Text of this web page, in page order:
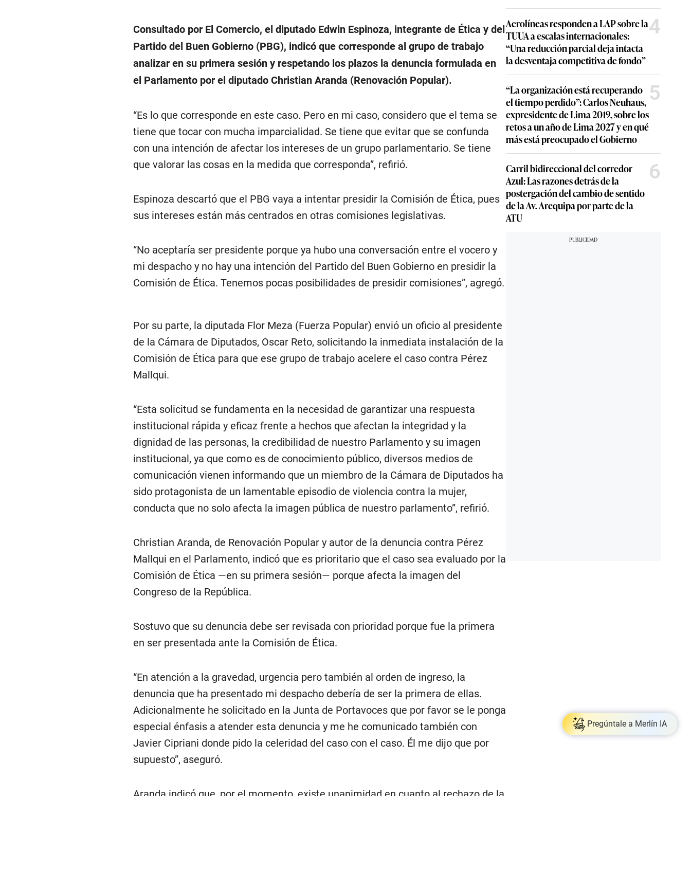
Consultado por El Comercio, el diputado Edwin Espinoza, integrante de Ética y del
Partido del Buen Gobierno (PBG), indicó que corresponde al grupo de trabajo
analizar en su primera sesión y respetando los plazos la denuncia formulada en
el Parlamento por el diputado Christian Aranda (Renovación Popular).
“Es lo que corresponde en este caso. Pero en mi caso, considero que el tema se
tiene que tocar con mucha imparcialidad. Se tiene que evitar que se confunda
con una intención de afectar los intereses de un grupo parlamentario. Se tiene
que valorar las cosas en la medida que corresponda”, refirió.
Espinoza descartó que el PBG vaya a intentar presidir la Comisión de Ética, pues
sus intereses están más centrados en otras comisiones legislativas.
“No aceptaría ser presidente porque ya hubo una conversación entre el vocero y
mi despacho y no hay una intención del Partido del Buen Gobierno en presidir la
Comisión de Ética. Tenemos pocas posibilidades de presidir comisiones”, agregó.
Por su parte, la diputada Flor Meza (Fuerza Popular) envió un oficio al presidente
de la Cámara de Diputados, Oscar Reto, solicitando la inmediata instalación de la
Comisión de Ética para que ese grupo de trabajo acelere el caso contra Pérez
Mallqui.
“Esta solicitud se fundamenta en la necesidad de garantizar una respuesta
institucional rápida y eficaz frente a hechos que afectan la integridad y la
dignidad de las personas, la credibilidad de nuestro Parlamento y su imagen
institucional, ya que como es de conocimiento público, diversos medios de
comunicación vienen informando que un miembro de la Cámara de Diputados ha
sido protagonista de un lamentable episodio de violencia contra la mujer,
conducta que no solo afecta la imagen pública de nuestro parlamento”, refirió.
Christian Aranda, de Renovación Popular y autor de la denuncia contra Pérez
Mallqui en el Parlamento, indicó que es prioritario que el caso sea evaluado por la
Comisión de Ética —en su primera sesión— porque afecta la imagen del
Congreso de la República.
Sostuvo que su denuncia debe ser revisada con prioridad porque fue la primera
en ser presentada ante la Comisión de Ética.
“En atención a la gravedad, urgencia pero también al orden de ingreso, la
denuncia que ha presentado mi despacho debería de ser la primera de ellas.
Adicionalmente he solicitado en la Junta de Portavoces que por favor se le ponga
especial énfasis a atender esta denuncia y me he comunicado también con
Javier Cipriani donde pido la celeridad del caso con el caso. Él me dijo que por
supuesto”, aseguró.
Aranda indicó que, por el momento, existe unanimidad en cuanto al rechazo de la
Aerolíneas responden a LAP sobre la
TUUA a escalas internacionales:
“Una reducción parcial deja intacta
la desventaja competitiva de fondo”
4
“La organización está recuperando
el tiempo perdido”: Carlos Neuhaus,
expresidente de Lima 2019, sobre los
retos a un año de Lima 2027 y en qué
más está preocupado el Gobierno
5
Carril bidireccional del corredor
Azul: Las razones detrás de la
postergación del cambio de sentido
de la Av. Arequipa por parte de la
ATU
6
Pregúntale a Merlín IA